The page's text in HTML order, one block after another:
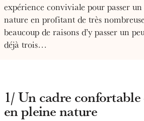
expérience conviviale pour passer
nature en profitant de très
beaucoup de raisons d’y passer un
déjà trois…
1/ Un cadre
en pleine nature